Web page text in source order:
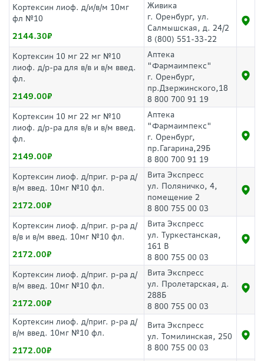
Кортексин лиоф. д/и/в/м 10мг
фл №10
2144.30
Живика
г. Оренбург, ул.
Салмышская, д. 24/2
8 (800) 551-33-22
Кортексин 10 мг 22 мг №10
лиоф. д/р-ра для в/в и в/м введ.
фл.
2149.00
Аптека
"Фармаимпекс"
г. Оренбург,
пр.Дзержинского,18
8 800 700 91 19
Кортексин 10 мг 22 мг №10
лиоф. д/р-ра для в/в и в/м введ.
фл.
2149.00
Аптека
"Фармаимпекс"
г. Оренбург,
пр.Гагарина,29Б
8 800 700 91 19
Кортексин лиоф. д/приг. р-ра д/
в/м введ. 10мг №10 фл.
2172.00
Вита Экспресс
ул. Поляничко, 4,
помещение 2
8 800 755 00 03
Кортексин лиоф. д/приг. р-ра д/
в/в и в/м введ. 10мг №10 фл.
2172.00
Вита Экспресс
ул. Туркестанская,
161 В
8 800 755 00 03
Кортексин лиоф. д/приг. р-ра д/
в/м введ. 10мг №10 фл.
2172.00
Вита Экспресс
ул. Пролетарская, д.
288Б
8 800 755 00 03
Кортексин лиоф. д/приг. р-ра д/
в/м введ. 10мг №10 фл.
2172.00
Вита Экспресс
ул. Томилинская, 250
8 800 755 00 03